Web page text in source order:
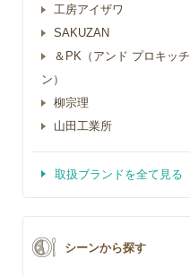
工房アイザワ
SAKUZAN
＆PK（アンド プロキッチ
ン）
柳宗理
山田工業所
取扱ブランドを全て見る
シーンから探す